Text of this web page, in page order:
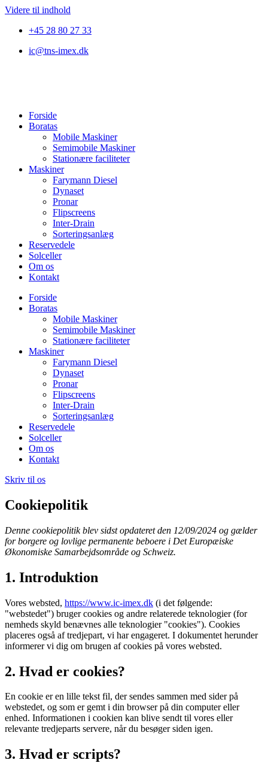
Videre til indhold
+45 28 80 27 33
ic@tns-imex.dk
Forside
Boratas
Mobile Maskiner
Semimobile Maskiner
Stationære faciliteter
Maskiner
Farymann Diesel
Dynaset
Pronar
Flipscreens
Inter-Drain
Sorteringsanlæg
Reservedele
Solceller
Om os
Kontakt
Forside
Boratas
Mobile Maskiner
Semimobile Maskiner
Stationære faciliteter
Maskiner
Farymann Diesel
Dynaset
Pronar
Flipscreens
Inter-Drain
Sorteringsanlæg
Reservedele
Solceller
Om os
Kontakt
Skriv til os
Cookiepolitik
Denne cookiepolitik blev sidst opdateret den 12/09/2024 og gælder
for borgere og lovlige permanente beboere i Det Europæiske
Økonomiske Samarbejdsområde og Schweiz.
1. Introduktion
Vores websted, https://www.ic-imex.dk (i det følgende:
"webstedet") bruger cookies og andre relaterede teknologier (for
nemheds skyld benævnes alle teknologier "cookies"). Cookies
placeres også af tredjepart, vi har engageret. I dokumentet herunder
informerer vi dig om brugen af ​​cookies på vores websted.
2. Hvad er cookies?
En cookie er en lille tekst fil, der sendes sammen med sider på
webstedet, og som er gemt i din browser på din computer eller
enhed. Informationen i cookien kan blive sendt til vores eller
relevante tredjeparts servere, når du besøger siden igen.
3. Hvad er scripts?